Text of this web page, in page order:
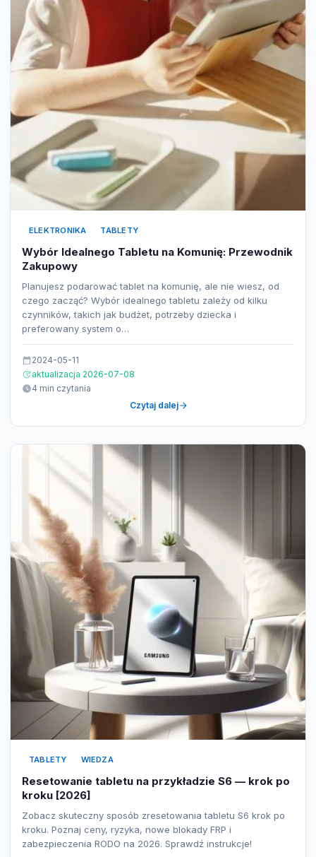
ELEKTRONIKA TABLETY
Wybór Idealnego Tabletu na Komunię: Przewodnik
Zakupowy
Planujesz podarować tablet na komunię, ale nie wiesz, od
czego zacząć? Wybór idealnego tabletu zależy od kilku
czynników, takich jak budżet, potrzeby dziecka i
preferowany system o…
2024-05-11
aktualizacja 2026-07-08
4 min czytania
Czytaj dalej
TABLETY WIEDZA
Resetowanie tabletu na przykładzie S6 — krok po
kroku [2026]
Zobacz skuteczny sposób zresetowania tabletu S6 krok po
kroku. Poznaj ceny, ryzyka, nowe blokady FRP i
zabezpieczenia RODO na 2026. Sprawdź instrukcje!